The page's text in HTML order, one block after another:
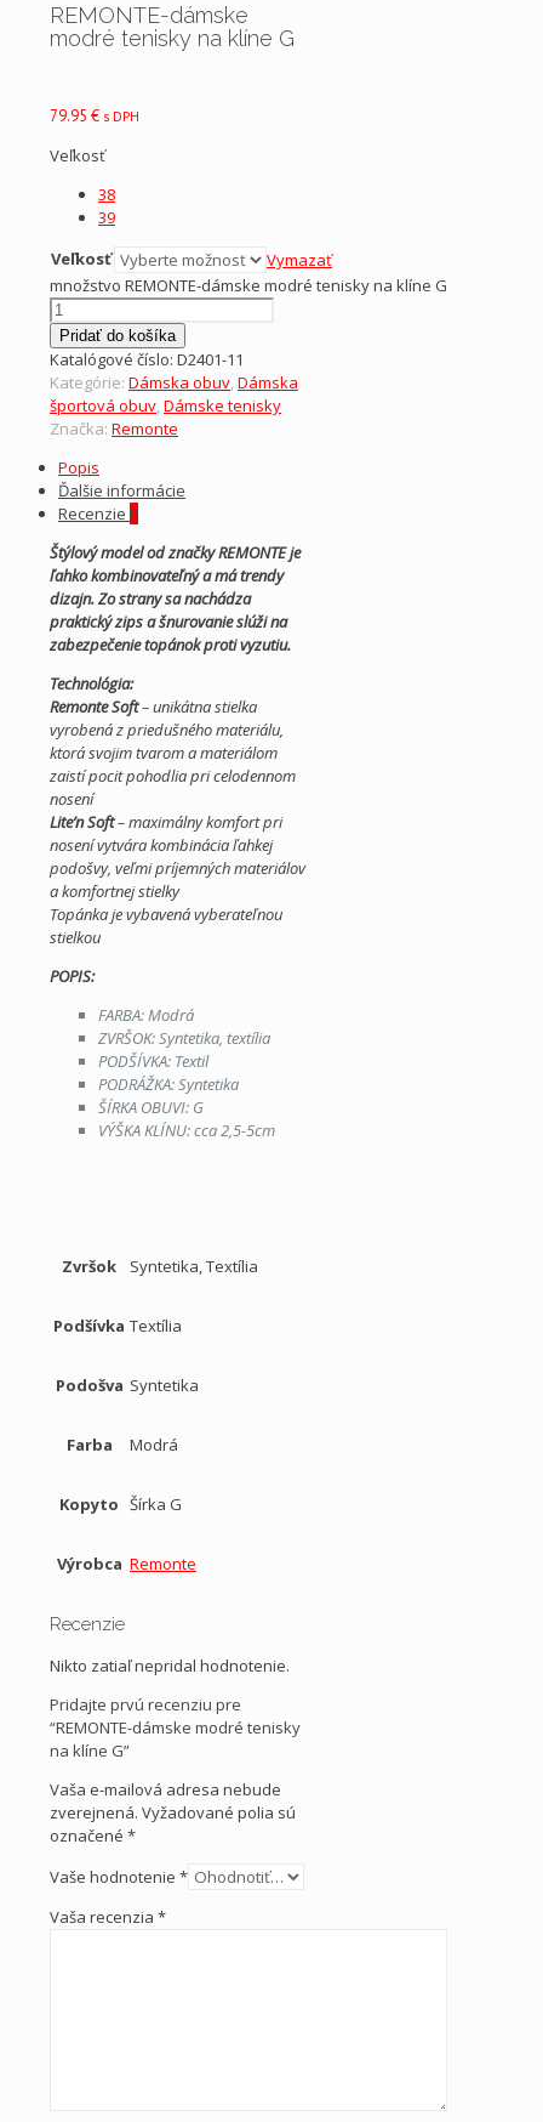
REMONTE-dámske
modré tenisky na klíne G
79.95 € s DPH
Veľkosť
38
39
Veľkosť
Vymazať
množstvo REMONTE-dámske modré tenisky na klíne G
Pridať do košíka
Katalógové číslo: D2401-11
Kategórie: Dámska obuv,Dámska
športová obuv,Dámske tenisky
Značka: Remonte
Popis
Ďalšie informácie
Recenzie 0
Štýlový model od značky REMONTE je
ľahko kombinovateľný a má trendy
dizajn. Zo strany sa nachádza
praktický zips a šnurovanie slúži na
zabezpečenie topánok proti vyzutiu.
Technológia:
Remonte Soft– unikátna stielka
vyrobená z priedušného materiálu,
ktorá svojim tvarom a materiálom
zaistí pocit pohodlia pri celodennom
nosení
Lite’n Soft– maximálny komfort pri
nosení vytvára kombinácia ľahkej
podošvy, veľmi príjemných materiálov
a komfortnej stielky
Topánka je vybavená vyberateľnou
stielkou
POPIS:
FARBA: Modrá
ZVRŠOK: Syntetika, textília
PODŠÍVKA: Textil
PODRÁŽKA: Syntetika
ŠÍRKA OBUVI: G
VÝŠKA KLÍNU: cca 2,5-5cm
Zvršok Syntetika, Textília
Podšívka Textília
Podošva Syntetika
Farba Modrá
Kopyto Šírka G
Výrobca Remonte
Recenzie
Nikto zatiaľ nepridal hodnotenie.
Pridajte prvú recenziu pre
“REMONTE-dámske modré tenisky
na klíne G”
Vaša e-mailová adresa nebude
zverejnená. Vyžadované polia sú
označené *
Vaše hodnotenie *
Vaša recenzia *